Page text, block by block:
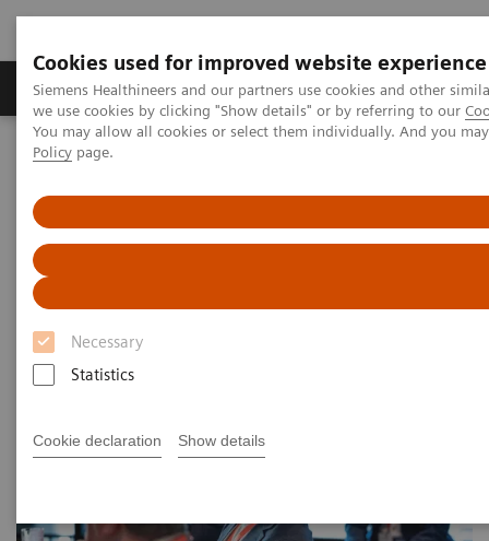
Cookies used for improved website experience
Siemens Healthineers and our partners use cookies and other
we use cookies by clicking "Show details" or by referring to our
You may allow all cookies or select them individually. And you
Policy page.
Necessary
Statistics
Cookie declaration Show details
Productos y servicios Especialidades Clínicas
Siemens Healthineers Latinoamérica
MI World Summit 2026 Moments
Image 90
Image 90